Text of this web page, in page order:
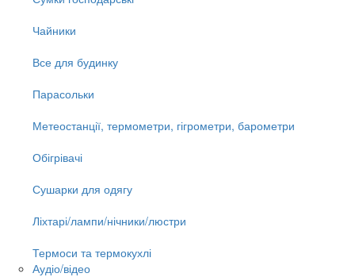
Чайники
Все для будинку
Парасольки
Метеостанції, термометри, гігрометри, барометри
Обігрівачі
Сушарки для одягу
Ліхтарі/лампи/нічники/люстри
Термоси та термокухлі
Аудіо/відео